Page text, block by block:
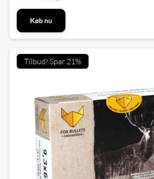
Køb nu
Tilbud! Spar 21%